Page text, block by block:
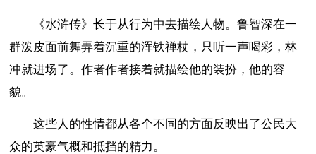
《水浒传》长于从行为中去描绘人物。鲁智深在一
群泼皮面前舞弄着沉重的浑铁禅杖，只听一声喝彩，林
冲就进场了。作者作者接着就描绘他的装扮，他的容
貌。
这些人的性情都从各个不同的方面反映出了公民大
众的英豪气概和抵挡的精力。